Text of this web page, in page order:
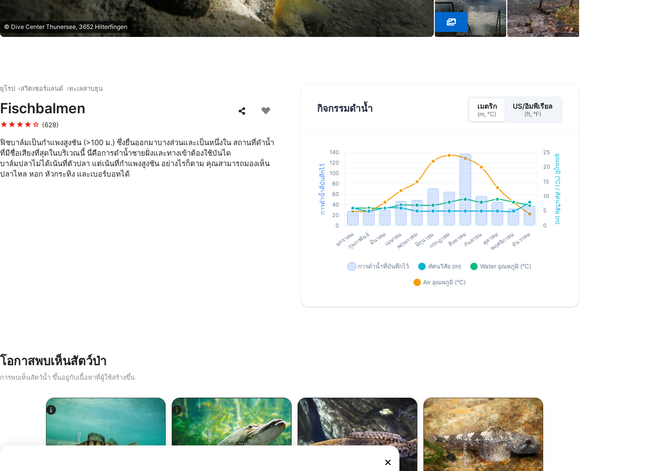
© Dive Center Thunersee, 3652 Hilterfingen
ยุโรป สวิตเซอร์แลนด์ ทะเลสาบธุน
Fischbalmen
★★★★☆ (628)
ฟิชบาล์มเป็นกำแพงสูงชัน (>100 ม.) ซึ่งยื่นออกมาบางส่วนและเป็นหนึ่งใน สถานที่ดำน้ำ
ที่มีชื่อเสียงที่สุดในบริเวณนี้ นี่คือการดำน้ำชายฝั่งและทางเข้าต้องใช้บันได
บาล์มปลาไม่ได้เน้นที่ตัวปลา แต่เน้นที่กำแพงสูงชัน อย่างไรก็ตาม คุณสามารถมองเห็น
ปลาไหล หอก หัวกระทิง และเบอร์บอทได้
กิจกรรมดำน้ำ เมตริก
(m, °C)
US/อิมพีเรียล
(ft, °F)
โอกาสพบเห็นสัตว์ป่า
การพบเห็นสัตว์น้ำ ขึ้นอยู่กับเนื้อหาที่ผู้ใช้สร้างขึ้น
iStock-jpa1999 iStock-abadonian AdobeStock-mirecca iStock-MikeLane45